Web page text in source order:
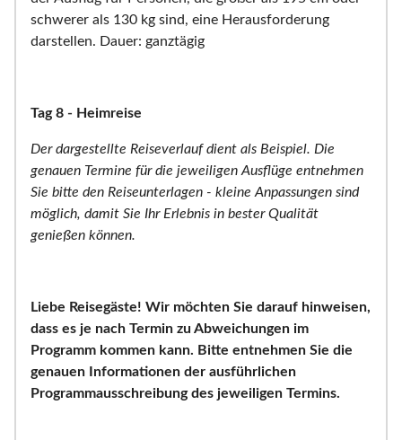
schwerer als 130 kg sind, eine Herausforderung
darstellen. Dauer: ganztägig
Tag 8 - Heimreise
Der dargestellte Reiseverlauf dient als Beispiel. Die
genauen Termine für die jeweiligen Ausflüge entnehmen
Sie bitte den Reiseunterlagen - kleine Anpassungen sind
möglich, damit Sie Ihr Erlebnis in bester Qualität
genießen können.
Liebe Reisegäste! Wir möchten Sie darauf hinweisen,
dass es je nach Termin zu Abweichungen im
Programm kommen kann. Bitte entnehmen Sie die
genauen Informationen der ausführlichen
Programmausschreibung des jeweiligen Termins.